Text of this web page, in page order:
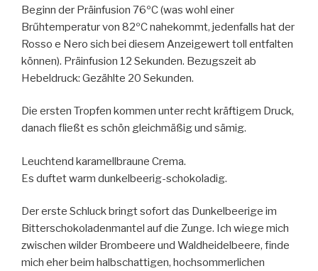
Beginn der Präinfusion 76ºC (was wohl einer
Brűhtemperatur von 82ºC nahekommt, jedenfalls hat der
Rosso e Nero sich bei diesem Anzeigewert toll entfalten
können). Präinfusion 12 Sekunden. Bezugszeit ab
Hebeldruck: Gezählte 20 Sekunden.
Die ersten Tropfen kommen unter recht kräftigem Druck,
danach fließt es schön gleichmäßig und sämig.
Leuchtend karamellbraune Crema.
Es duftet warm dunkelbeerig-schokoladig.
Der erste Schluck bringt sofort das Dunkelbeerige im
Bitterschokoladenmantel auf die Zunge. Ich wiege mich
zwischen wilder Brombeere und Waldheidelbeere, finde
mich eher beim halbschattigen, hochsommerlichen